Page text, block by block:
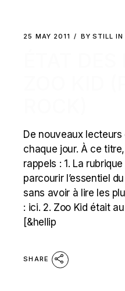
25 MAY 2011 BY STILL IN
De nouveaux
chaque jour. À ce
rappels : 1. La
parcourir l’essentiel
sans avoir à lire les
: ici. 2. Zoo Kid était
[&hellip
SHARE